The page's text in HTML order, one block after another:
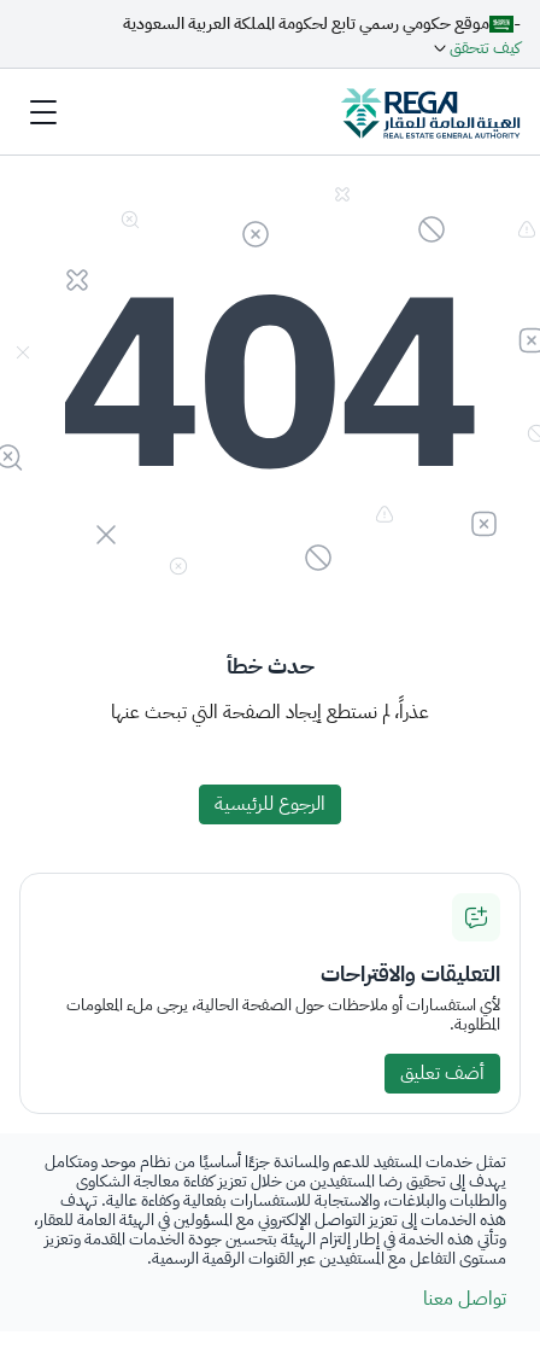
-
موقع حكومي رسمي تابع لحكومة المملكة العربية السعودية
كيف تتحقق
حدث خطأ
عذراً، لم نستطع إيجاد الصفحة التي تبحث عنها
الرجوع للرئيسية
التعليقات والاقتراحات
لأي استفسارات أو ملاحظات حول الصفحة الحالية، يرجى ملء المعلومات
المطلوبة.
أضف تعليق
تمثل خدمات المستفيد للدعم والمساندة جزءًا أساسيًا من نظام موحد ومتكامل
يهدف إلى تحقيق رضا المستفيدين من خلال تعزيز كفاءة معالجة الشكاوى
والطلبات والبلاغات، والاستجابة للاستفسارات بفعالية وكفاءة عالية. تهدف
هذه الخدمات إلى تعزيز التواصل الإلكتروني مع المسؤولين في الهيئة العامة للعقار،
وتأتي هذه الخدمة في إطار إلتزام الهيئة بتحسين جودة الخدمات المقدمة وتعزيز
مستوى التفاعل مع المستفيدين عبر القنوات الرقمية الرسمية.
تواصل معنا